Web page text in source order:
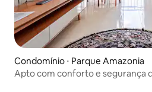
Condomínio ⋅ Parque Amazonia
Apto com conforto e segurança